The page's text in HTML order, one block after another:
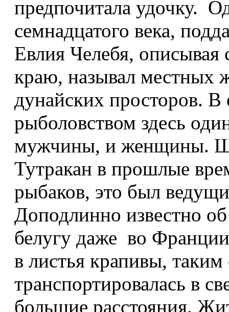
предпочитала удочку.
семнадцатого века,
Евлия Челебя, описывая
краю, называл местных
дунайских просторов. В
рыболовством здесь
мужчины, и женщины.
Тутракан в прошлые
рыбаков, это был
Доподлинно известно
белугу даже во
в листья крапивы,
транспортировалась в
большие расстояния.